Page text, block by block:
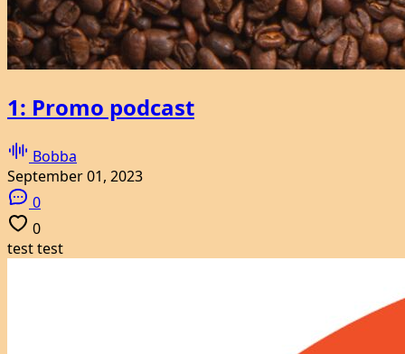
1: Promo podcast
Bobba
September 01, 2023
0
0
test test